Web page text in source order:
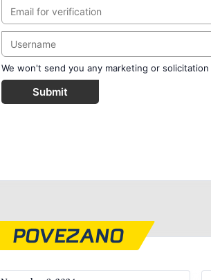
We won't send you any marketing or solicitation
Submit
POVEZANO